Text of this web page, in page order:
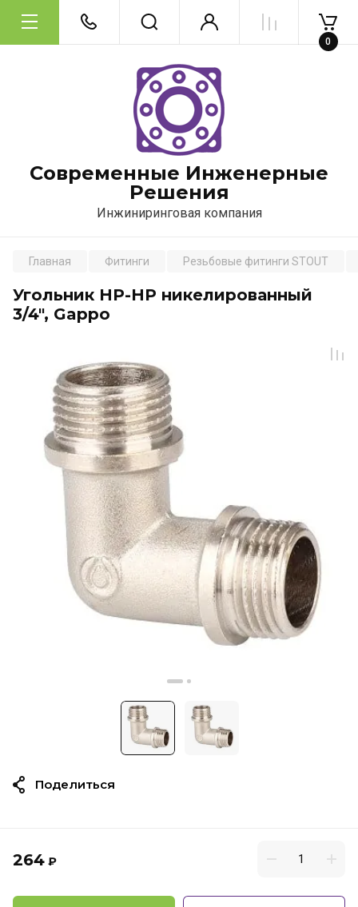
Современные Инженерные
Решения
Инжиниринговая компания
0
Главная Фитинги Резьбовые фитинги STOUT
Угольник НР-НР никелированный
3/4", Gappo
264 ₽
Поделиться